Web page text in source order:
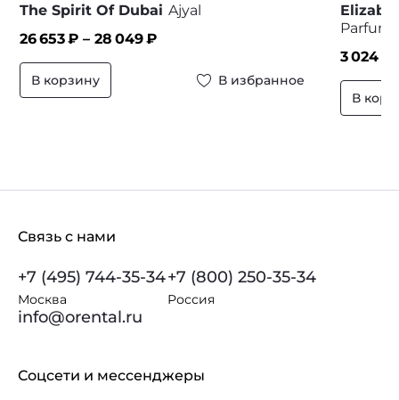
The Spirit Of Dubai Ajyal
26 653₽ – 28 049₽
В корзину В избранное
Parfum
3 024
В
Связь с нами
+7 (495) 744-35-34
Москва
+7 (800) 250-35-34
Россия
info@orental.ru
Соцсети и мессенджеры